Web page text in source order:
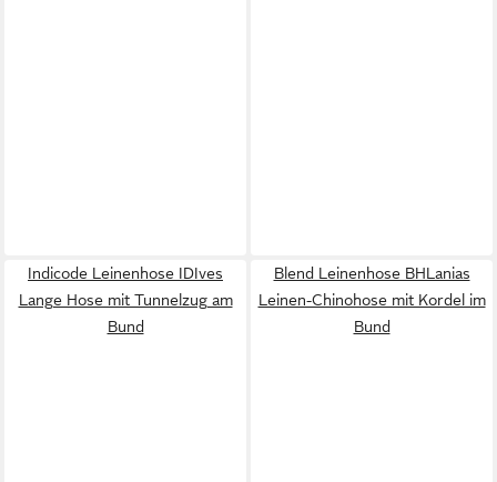
Indicode Leinenhose IDIves
Lange Hose mit Tunnelzug am
Bund
Blend Leinenhose BHLanias
Leinen-Chinohose mit Kordel im
Bund